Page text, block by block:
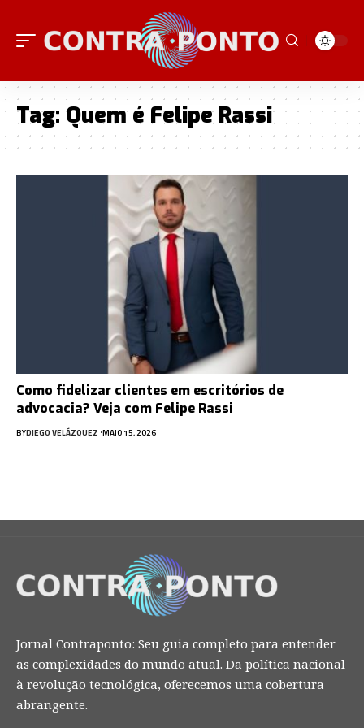
Tag: Quem é Felipe Rassi
Como fidelizar clientes em escritórios de
advocacia? Veja com Felipe Rassi
BYDIEGO VELÁZQUEZ MAIO 15, 2026
Jornal Contraponto: Seu guia completo para entender
as complexidades do mundo atual. Da política nacional
à revolução tecnológica, oferecemos uma cobertura
abrangente.